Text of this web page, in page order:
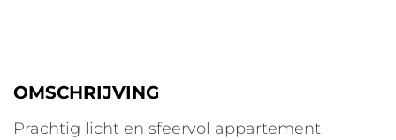
OMSCHRIJVING
Prachtig licht en sfeervol appartement